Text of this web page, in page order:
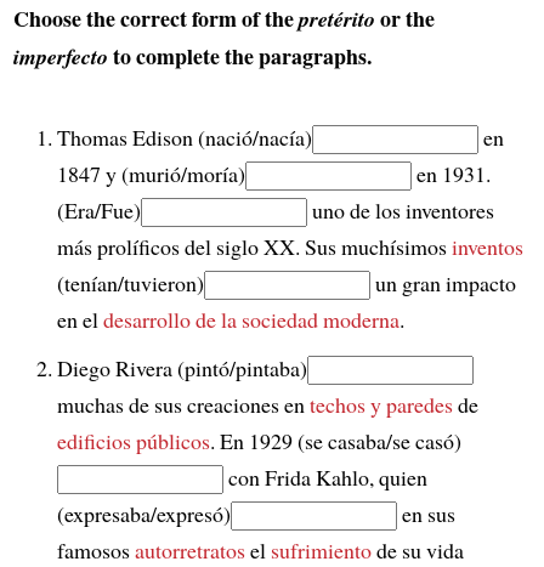
Choose the correct form of thepretérito or the
imperfecto to complete the paragraphs.
Thomas Edison (nació/nacía)
en
1847 y (murió/moría)
en 1931.
(Era/Fue)
uno de los inventores
más prolíficos del siglo XX. Sus muchísimosinventos
(tenían/tuvieron)
un gran impacto
en el desarrollo de la sociedad moderna.
Diego Rivera (pintó/pintaba)
muchas de sus creaciones entechos y paredesde
edificios públicos. En 1929 (se casaba/se casó)
con Frida Kahlo, quien
(expresaba/expresó)
en sus
famososautorretratosel sufrimientode su vida